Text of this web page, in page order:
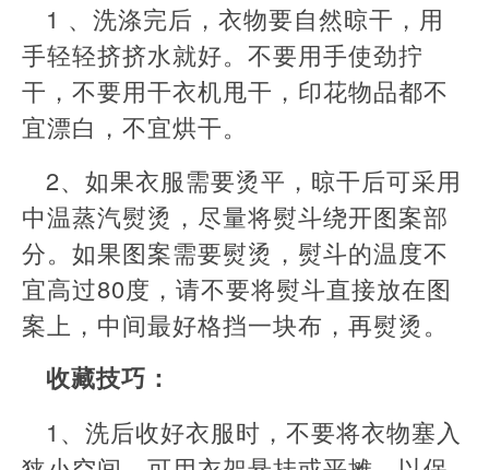
1 、洗涤完后，衣物要自然晾干，用
手轻轻挤挤水就好。不要用手使劲拧
干，不要用干衣机甩干，印花物品都不
宜漂白，不宜烘干。
2、如果衣服需要烫平，晾干后可采用
中温蒸汽熨烫，尽量将熨斗绕开图案部
分。如果图案需要熨烫，熨斗的温度不
宜高过80度，请不要将熨斗直接放在图
案上，中间最好格挡一块布，再熨烫。
收藏技巧：
1、洗后收好衣服时，不要将衣物塞入